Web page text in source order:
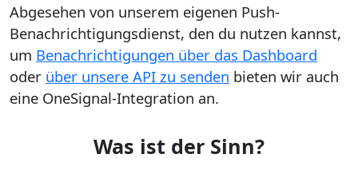
Abgesehen von unserem eigenen Push-
Benachrichtigungsdienst, den du nutzen kannst,
um Benachrichtigungen über das Dashboard
oder über unsere API zu senden bieten wir auch
eine OneSignal-Integration an.
Was ist der Sinn?